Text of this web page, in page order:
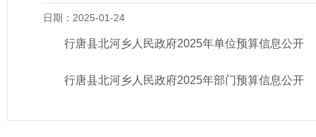
日期：2025-01-24
行唐县北河乡人民政府2025年单位预算信息公开
行唐县北河乡人民政府2025年部门预算信息公开